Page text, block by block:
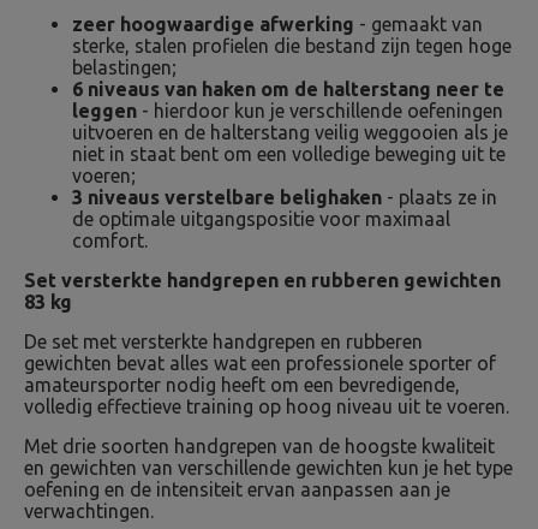
zeer hoogwaardige afwerking - gemaakt van
sterke, stalen profielen die bestand zijn tegen hoge
belastingen;
6 niveaus van haken om de halterstang neer te
leggen - hierdoor kun je verschillende oefeningen
uitvoeren en de halterstang veilig weggooien als je
niet in staat bent om een volledige beweging uit te
voeren;
3 niveaus verstelbare belighaken - plaats ze in
de optimale uitgangspositie voor maximaal
comfort.
Set versterkte handgrepen en rubberen gewichten
83 kg
De set met versterkte handgrepen en rubberen
gewichten bevat alles wat een professionele sporter of
amateursporter nodig heeft om een bevredigende,
volledig effectieve training op hoog niveau uit te voeren.
Met drie soorten handgrepen van de hoogste kwaliteit
en gewichten van verschillende gewichten kun je het type
oefening en de intensiteit ervan aanpassen aan je
verwachtingen.